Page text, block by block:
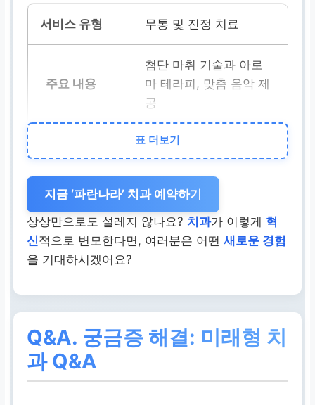
무통 및 진정 치료
첨단 마취 기술과 아로
마 테라피, 맞춤 음악 제
공
치료 중
최소화, 편안한 진료 경
AI 기반 맞춤형 진단
예방
질병 조기 발견, 개인에
표 더보기
지금 ‘파란나라’ 치과 예약하기
상상만으로도 설레지 않나요? 치과가 이렇게 혁
신적으로 변모한다면, 여러분은 어떤새로운 경험
을 기대하시겠어요?
Q&A. 궁금증 해결: 미래형 치
과 Q&A